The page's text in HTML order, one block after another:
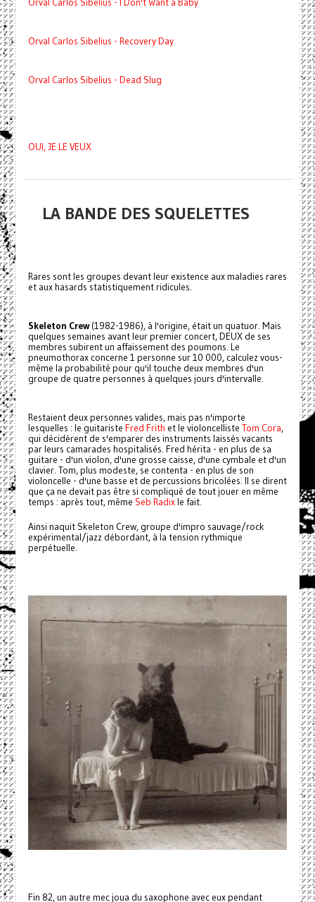
Orval Carlos Sibelius - Recovery Day
Orval Carlos Sibelius - Dead Slug
OUI, JE LE VEUX
LA BANDE DES SQUELETTES
Rares sont les groupes devant leur existence aux maladies rares
et aux hasards statistiquement ridicules.
Skeleton Crew(1982-1986), à l'origine, était un quatuor. Mais
quelques semaines avant leur premier concert, DEUX de ses
membres subirent un affaissement des poumons. Le
pneumothorax concerne 1 personne sur 10 000, calculez vous-
même la probabilité pour qu'il touche deux membres d'un
groupe de quatre personnes à quelques jours d'intervalle.
Restaient deux personnes valides, mais pas n'importe
lesquelles : le guitariste Fred Frith et le violoncelliste Tom Cora,
qui décidèrent de s'emparer des instruments laissés vacants
par leurs camarades hospitalisés. Fred hérita - en plus de sa
guitare - d'un violon, d'une grosse caisse, d'une cymbale et d'un
clavier. Tom, plus modeste, se contenta - en plus de son
violoncelle - d'une basse et de percussions bricolées. Il se dirent
que ça ne devait pas être si compliqué de tout jouer en même
temps : après tout, même Seb Radixle fait.
Ainsi naquit Skeleton Crew, groupe d'impro sauvage/rock
expérimental/jazz débordant, à la tension rythmique
perpétuelle.
Fin 82, un autre mec joua du saxophone avec eux pendant